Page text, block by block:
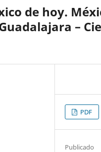
de hoy.
–
PDF
Publicado